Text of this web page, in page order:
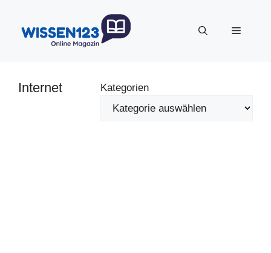
springen
Menü
Internet Kategorien